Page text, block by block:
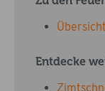
Entdecke